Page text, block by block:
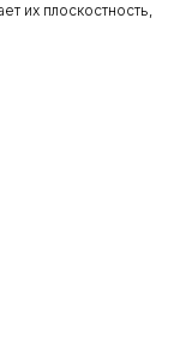
их плоскостность,